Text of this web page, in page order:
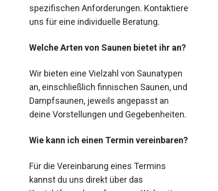
spezifischen Anforderungen. Kontaktiere
uns für eine individuelle Beratung.
Welche Arten von Saunen bietet ihr an?
Wir bieten eine Vielzahl von Saunatypen
an, einschließlich finnischen Saunen, und
Dampfsaunen, jeweils angepasst an
deine Vorstellungen und Gegebenheiten.
Wie kann ich einen Termin vereinbaren?
Für die Vereinbarung eines Termins
kannst du uns direkt über das